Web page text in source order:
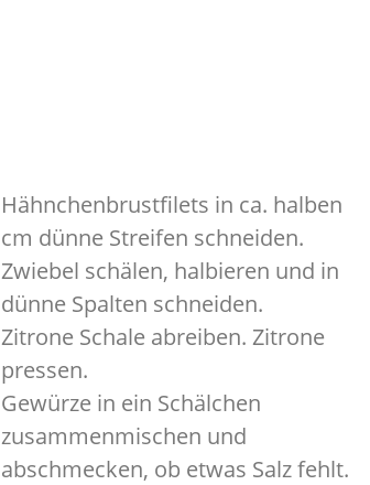
Hähnchenbrustfilets in ca. halben
cm dünne Streifen schneiden.
Zwiebel schälen, halbieren und in
dünne Spalten schneiden.
Zitrone Schale abreiben. Zitrone
pressen.
Gewürze in ein Schälchen
zusammenmischen und
abschmecken, ob etwas Salz fehlt.